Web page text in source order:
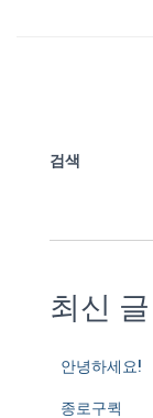
검색
최신 글
안녕하세요!
종로구퀵